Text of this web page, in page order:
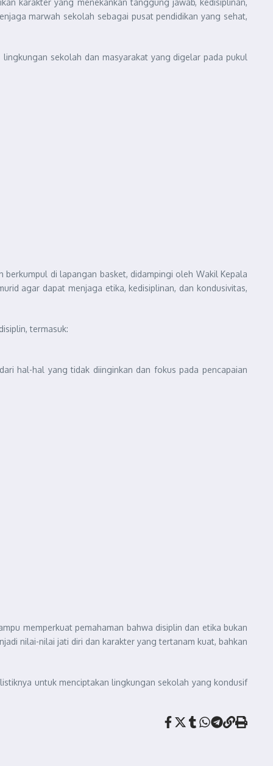
karakter yang menekankan tanggung jawab, kedisiplinan,
marwah sekolah sebagai pusat pendidikan yang sehat,
sekolah dan masyarakat yang digelar pada pukul
di lapangan basket, didampingi oleh Wakil Kepala
agar dapat menjaga etika, kedisiplinan, dan kondusivitas,
termasuk:
hal-hal yang tidak diinginkan dan fokus pada pencapaian
memperkuat pemahaman bahwa disiplin dan etika bukan
nilai-nilai jati diri dan karakter yang tertanam kuat, bahkan
untuk menciptakan lingkungan sekolah yang kondusif